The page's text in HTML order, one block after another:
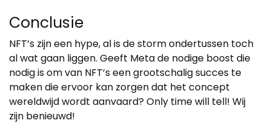
Conclusie
NFT’s zijn een hype, al is de storm ondertussen toch
al wat gaan liggen. Geeft Meta de nodige boost die
nodig is om van NFT’s een grootschalig succes te
maken die ervoor kan zorgen dat het concept
wereldwijd wordt aanvaard? Only time will tell! Wij
zijn benieuwd!